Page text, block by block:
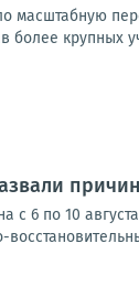
масштабную
более крупных
6 по 10